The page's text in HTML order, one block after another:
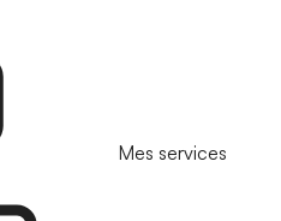
Mes services